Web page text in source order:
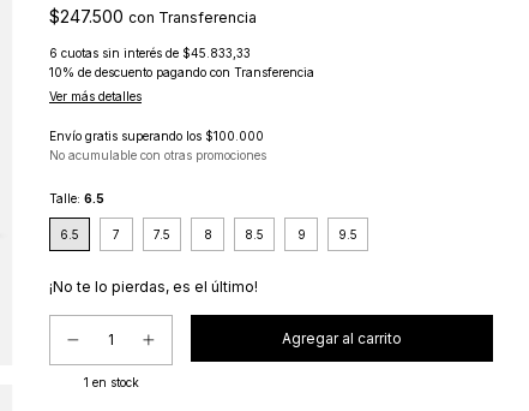
$247.500 con Transferencia
6 cuotas sin interés de $45.833,33
10% de descuento pagando con Transferencia
Ver más detalles
Envío gratis superando los $100.000
No acumulable con otras promociones
Talle: 6.5
6.5 7 7.5 8 8.5 9 9.5
¡No te lo pierdas, es el último!
1 en stock